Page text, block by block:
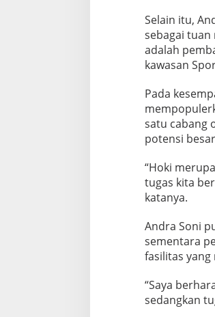
t
e
n
D
i
i
t
a
P
r
u
a
P
r
s
a
s
Selain itu,
sebagai tuan
adalah
kawasan
Pada
satu cabang
potensi
“Hoki
tugas kita
katanya.
Andra Soni
sementara
fasilitas yang
“Saya
sedangkan